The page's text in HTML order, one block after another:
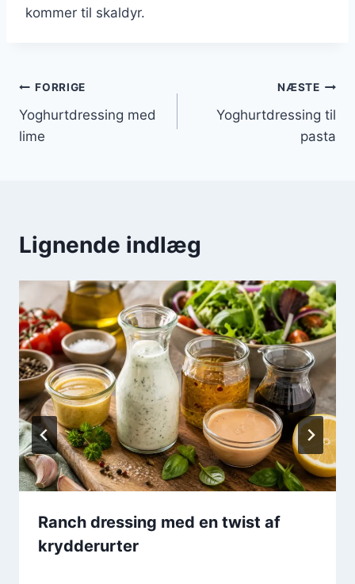
kommer til skaldyr.
Indlægsnavigation
FORRIGE
Yoghurtdressing med
lime
NÆSTE
Yoghurtdressing til
pasta
Lignende indlæg
Ranch dressing med en twist af
krydderurter